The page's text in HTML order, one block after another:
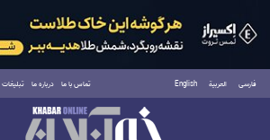
فارسی العربية English تماس با ما درباره ما تبلیغات
پنجشنبه ۱۵ مرداد ۱۴۰۵